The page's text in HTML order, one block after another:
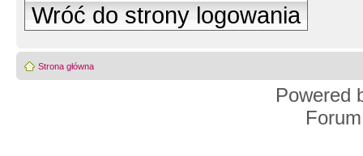
Wróć do strony logowania
Strona główna
Powered